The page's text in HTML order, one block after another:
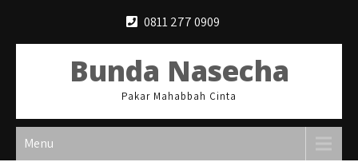
0811 277 0909
Bunda Nasecha
Pakar Mahabbah Cinta
Menu